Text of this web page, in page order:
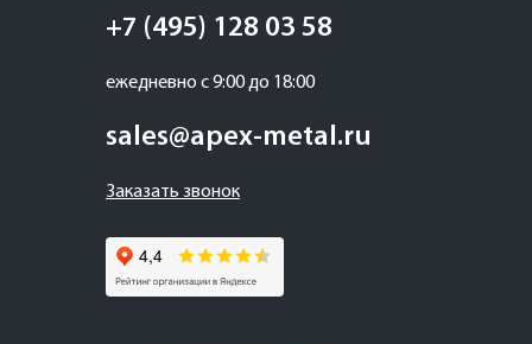
+7 (495) 128 03 58
ежедневно с 9:00 до 18:00
sales@apex-metal.ru
Заказать звонок